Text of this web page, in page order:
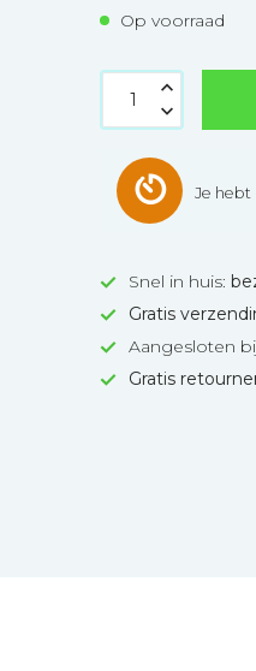
Op voorraad
Je hebt
Snel in huis:
Gratis
Aangesloten
Gratis